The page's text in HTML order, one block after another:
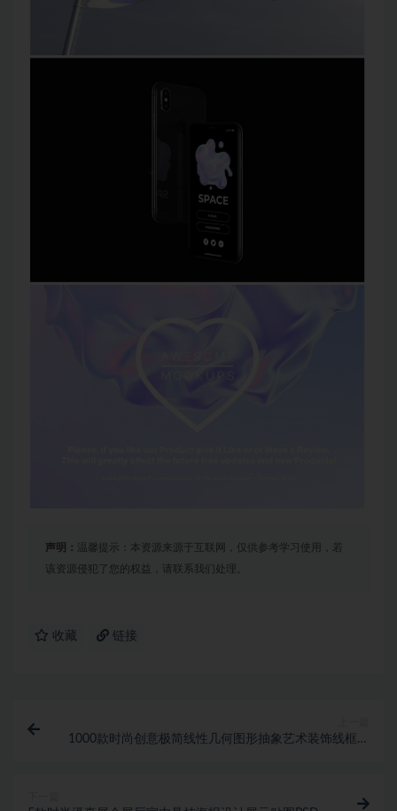
声明： 温馨提示：本资源来源于互联网，仅供参考学习使用，若
该资源侵犯了您的权益，请联系我们处理。
收藏 链接
1000款时尚创意极简线性几何图形抽象艺术装饰线框底